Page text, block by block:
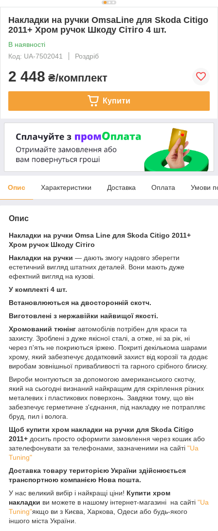
Накладки на ручки OmsaLine для Skoda Citigo
2011+ Хром ручок Шкоду Сітіго 4 шт.
В наявності
Код: UA-7502041
Роздріб
2 448 ₴/комплект
Купити
Опис Характеристики Доставка Оплата Умови
Опис
Накладки на ручки Omsa Line для Skoda Citigo 2011+
Хром ручок Шкоду Сітіго
Накладки на ручки — дають змогу надовго зберегти
естетичний вигляд штатних деталей. Вони мають дуже
ефектний вигляд на кузові.
У комплекті 4 шт.
Встановлюються на двосторонній скотч.
Виготовлені з нержавійки найвищої якості.
Хромований тюнінг автомобілів потрібен для краси та
захисту. Зроблені з дуже якісної сталі, а отже, ні за рік, ні
через п'ять не покриються іржею. Покриті декількома шарами
хрому, який забезпечує додатковий захист від корозії та додає
виробам зовнішньої привабливості та гарного срібного блиску.
Вироби монтуються за допомогою американського скотчу,
який на сьогодні визнаний найкращим для скріплення різних
металевих і пластикових поверхонь. Завдяки тому, що він
забезпечує герметичне з'єднання, під накладку не потрапляє
бруд, пил і волога.
Щоб купити хром накладки на ручки для Skoda Citigo
2011+ досить просто оформити замовлення через кошик або
зателефонувати за телефонами, зазначеними на сайті "Ua
Tuning"
Доставка товару територією України здійснюється
транспортною компанією Нова пошта.
У нас великий вибір і найкращі ціни! Купити хром
накладки ви можете в нашому інтернет-магазині на сайті "Ua
Tuning"якщо ви з Києва, Харкова, Одеси або будь-якого
іншого міста України.